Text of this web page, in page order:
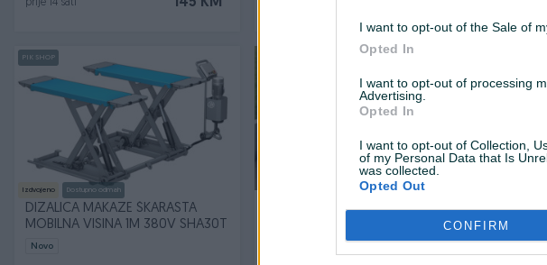
I want to opt-out of the Sale of
Opted In
I want to opt-out of processing
Advertising.
Opted In
I want to opt-out of Collection,
of my Personal Data that Is
was collected.
Opted Out
CONFIRM
prije 14 sati
PIK SHOP
Izdvojeno Dostupno odmah
DIZALICA MAKAZE ŠKARASTA
MOBILNA VISINA 1M 380V SHA30T
Novo
Dvostubna dizalica
Auto